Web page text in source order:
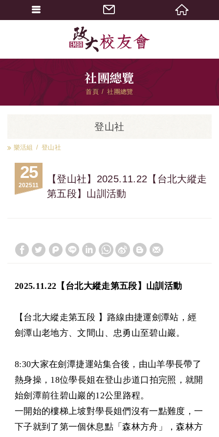
社團總覽
首頁 社團總覽
登山社
樂活組 登山社
25
11
2025
【登山社】2025.11.22【台北大縱走
第五段】山訓活動
2025.11.22【台北大縱走第五段】山訓活動
【台北大縱走第五段 】路線由捷運劍潭站，經
劍潭山老地方、文間山、忠勇山至碧山巖。
8:30大家在劍潭捷運站集合後，由山羊學長帶了
熱身操，18位學長姐在登山步道口拍完照，就開
始劍潭前往碧山巖的12公里路程。
一開始的樓梯上坡對學長姐們沒有一點難度，一
下子就到了第一個休息點「森林方舟」，森林方